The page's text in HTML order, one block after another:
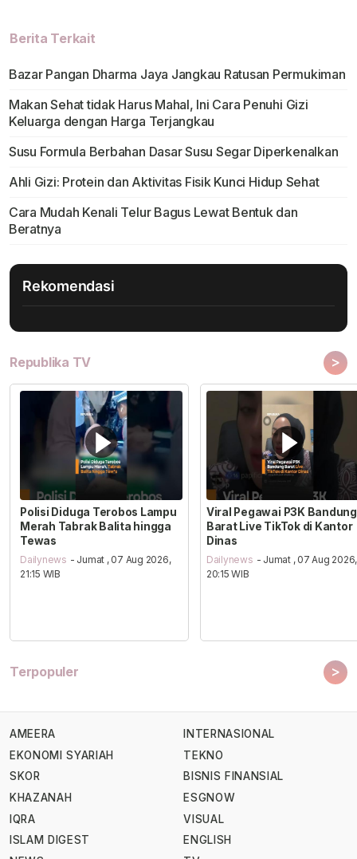
Berita Terkait
Bazar Pangan Dharma Jaya Jangkau Ratusan Permukiman
Makan Sehat tidak Harus Mahal, Ini Cara Penuhi Gizi
Keluarga dengan Harga Terjangkau
Susu Formula Berbahan Dasar Susu Segar Diperkenalkan
Ahli Gizi: Protein dan Aktivitas Fisik Kunci Hidup Sehat
Cara Mudah Kenali Telur Bagus Lewat Bentuk dan
Beratnya
Rekomendasi
Republika TV >
Polisi Diduga Terobos Lampu
Merah Tabrak Balita hingga
Tewas
Dailynews - Jumat , 07 Aug 2026,
21:15 WIB
Viral Pegawai P3K Bandung
Barat Live TikTok di Kantor
Dinas
Dailynews - Jumat , 07 Aug 2026,
20:15 WIB
Terpopuler >
AMEERA
EKONOMI SYARIAH
SKOR
KHAZANAH
IQRA
ISLAM DIGEST
INTERNASIONAL
TEKNO
BISNIS FINANSIAL
ESGNOW
VISUAL
ENGLISH